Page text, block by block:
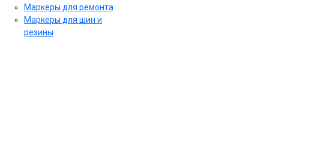
Маркеры для ремонта
Маркеры для шин и
резины